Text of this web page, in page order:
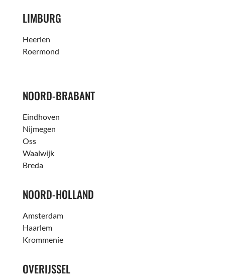
LIMBURG
Heerlen
Roermond
NOORD-BRABANT
Eindhoven
Nijmegen
Oss
Waalwijk
Breda
NOORD-HOLLAND
Amsterdam
Haarlem
Krommenie
OVERIJSSEL